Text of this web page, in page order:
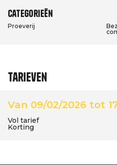
Categorieën
Proeverij
Tarieven
Van 09/02/2026 tot
Vol tarief
Korting